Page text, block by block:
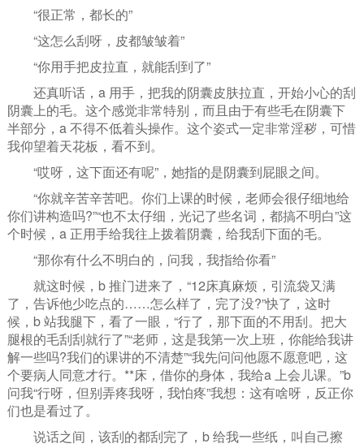
“很正常，都长的”
“这怎么刮呀，皮都皱皱着”
“你用手把皮拉直，就能刮到了”
还真听话，a 用手，把我的阴囊皮肤拉直，开始小心的刮
阴囊上的毛。这个感觉非常特别，而且由于有些毛在阴囊下
半部分，a 不得不低着头操作。这个姿式一定非常淫秽，可惜
我仰望着天花板，看不到。
“哎呀，这下面还有呢”，她指的是阴囊到屁眼之间。
“你就辛苦辛苦吧。你们上课的时候，老师会很仔细地给
你们讲构造吗?”“也不太仔细，光记了些名词，都搞不明白”这
个时候，a 正用手给我往上拨着阴囊，给我刮下面的毛。
“那你有什么不明白的，问我，我指给你看”
就这时候，b 推门进来了，“12床真麻烦，引流袋又满
了，告诉他少吃点的……怎么样了，完了没?”快了，这时
候，b 站我腿下，看了一眼，“行了，那下面的不用刮。把大
腿根的毛刮刮就行了”“老师，这是我第一次上班，你能给我讲
解一些吗?我们的课讲的不清楚”“我先问问他愿不愿意吧，这
个要病人同意才行。**床，借你的身体，我给a 上会儿课。”b
问我“行呀，但别弄疼我呀，我怕疼”我想：这有啥呀，反正你
们也是看过了。
说话之间，该刮的都刮完了，b 给我一些纸，叫自己擦